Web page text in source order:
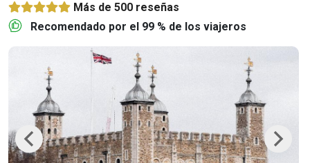
Más de 500 reseñas
Recomendado por el 99 % de los viajeros
Previous Next